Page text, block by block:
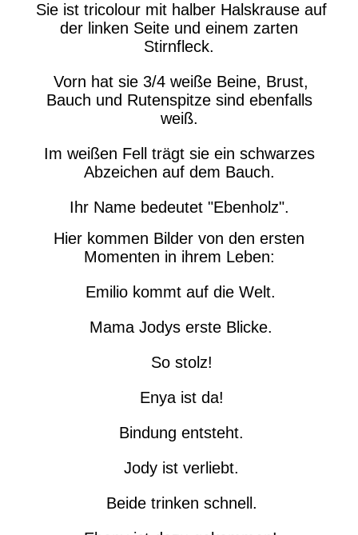
Sie ist tricolour mit halber Halskrause auf
der linken Seite und einem zarten
Stirnfleck.
Vorn hat sie 3/4 weiße Beine, Brust,
Bauch und Rutenspitze sind ebenfalls
weiß.
Im weißen Fell trägt sie ein schwarzes
Abzeichen auf dem Bauch.
Ihr Name bedeutet "Ebenholz".
Hier kommen Bilder von den ersten
Momenten in ihrem Leben:
Emilio kommt auf die Welt.
Mama Jodys erste Blicke.
So stolz!
Enya ist da!
Bindung entsteht.
Jody ist verliebt.
Beide trinken schnell.